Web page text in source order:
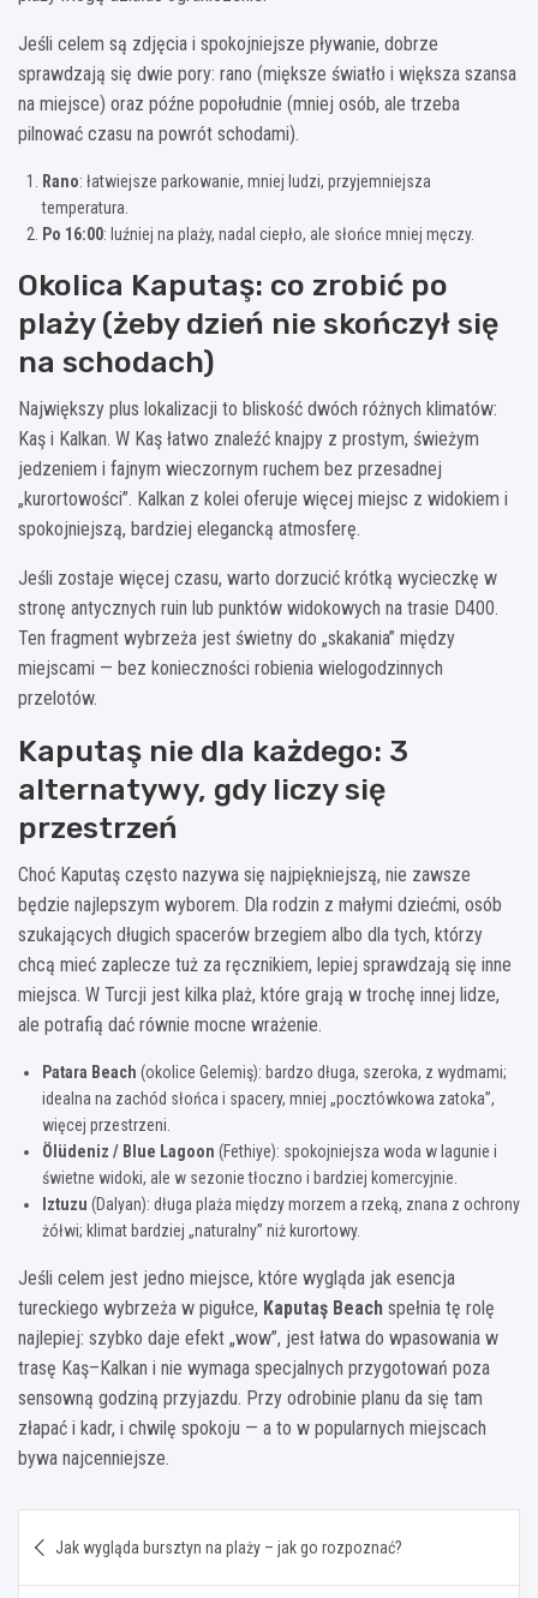
Jeśli celem są zdjęcia i spokojniejsze pływanie, dobrze
sprawdzają się dwie pory: rano (miększe światło i większa szansa
na miejsce) oraz późne popołudnie (mniej osób, ale trzeba
pilnować czasu na powrót schodami).
Rano: łatwiejsze parkowanie, mniej ludzi, przyjemniejsza
temperatura.
Po 16:00: luźniej na plaży, nadal ciepło, ale słońce mniej męczy.
Okolica Kaputaş: co zrobić po
plaży (żeby dzień nie skończył się
na schodach)
Największy plus lokalizacji to bliskość dwóch różnych klimatów:
Kaş i Kalkan. W Kaş łatwo znaleźć knajpy z prostym, świeżym
jedzeniem i fajnym wieczornym ruchem bez przesadnej
„kurortowości”. Kalkan z kolei oferuje więcej miejsc z widokiem i
spokojniejszą, bardziej elegancką atmosferę.
Jeśli zostaje więcej czasu, warto dorzucić krótką wycieczkę w
stronę antycznych ruin lub punktów widokowych na trasie D400.
Ten fragment wybrzeża jest świetny do „skakania” między
miejscami — bez konieczności robienia wielogodzinnych
przelotów.
Kaputaş nie dla każdego: 3
alternatywy, gdy liczy się
przestrzeń
Choć Kaputaş często nazywa się najpiękniejszą, nie zawsze
będzie najlepszym wyborem. Dla rodzin z małymi dziećmi, osób
szukających długich spacerów brzegiem albo dla tych, którzy
chcą mieć zaplecze tuż za ręcznikiem, lepiej sprawdzają się inne
miejsca. W Turcji jest kilka plaż, które grają w trochę innej lidze,
ale potrafią dać równie mocne wrażenie.
Patara Beach (okolice Gelemiş): bardzo długa, szeroka, z wydmami;
idealna na zachód słońca i spacery, mniej „pocztówkowa zatoka”,
więcej przestrzeni.
Ölüdeniz / Blue Lagoon (Fethiye): spokojniejsza woda w lagunie i
świetne widoki, ale w sezonie tłoczno i bardziej komercyjnie.
Iztuzu (Dalyan): długa plaża między morzem a rzeką, znana z ochrony
żółwi; klimat bardziej „naturalny” niż kurortowy.
Jeśli celem jest jedno miejsce, które wygląda jak esencja
tureckiego wybrzeża w pigułce, Kaputaş Beach spełnia tę rolę
najlepiej: szybko daje efekt „wow”, jest łatwa do wpasowania w
trasę Kaş–Kalkan i nie wymaga specjalnych przygotowań poza
sensowną godziną przyjazdu. Przy odrobinie planu da się tam
złapać i kadr, i chwilę spokoju — a to w popularnych miejscach
bywa najcenniejsze.
wpisu
Jak wygląda bursztyn na plaży – jak go rozpoznać?